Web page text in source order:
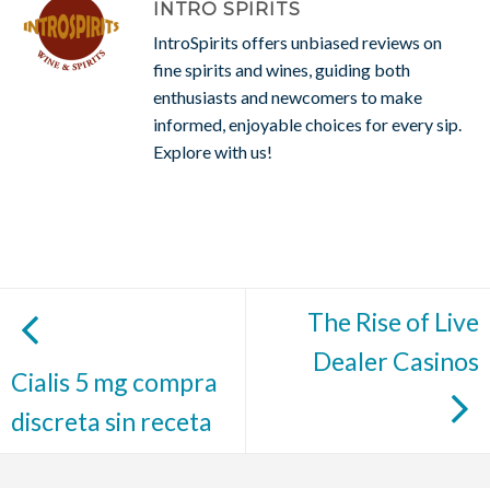
INTRO SPIRITS
IntroSpirits offers unbiased reviews on
fine spirits and wines, guiding both
enthusiasts and newcomers to make
informed, enjoyable choices for every sip.
Explore with us!
Cialis 5 mg compra
discreta sin receta
The Rise of Live
Dealer Casinos